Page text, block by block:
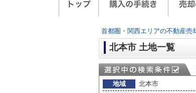
首都圏・関西エリアの不動産売
北本市 土地一覧
地域
北本市